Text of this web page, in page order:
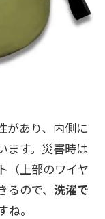
があり、内側に
ます。災害時は
（上部のワイヤ
ので、 洗濯で
。